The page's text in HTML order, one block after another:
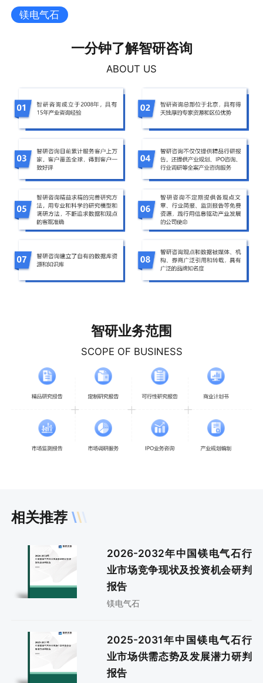
镁电气石
一分钟了解智研咨询
ABOUT US
智研业务范围
SCOPE OF BUSINESS
相关推荐
2026-2032年中国镁电气石行
业市场竞争现状及投资机会研判
报告
镁电气石
2025-2031年中国镁电气石行
业市场供需态势及发展潜力研判
报告